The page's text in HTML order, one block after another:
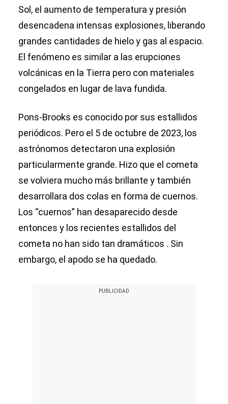
Sol, el aumento de temperatura y presión
desencadena intensas explosiones, liberando
grandes cantidades de hielo y gas al espacio.
El fenómeno es similar a las erupciones
volcánicas en la Tierra pero con materiales
congelados en lugar de lava fundida.
Pons-Brooks es conocido por sus estallidos
periódicos. Pero el 5 de octubre de 2023, los
astrónomos detectaron una explosión
particularmente grande. Hizo que el cometa
se volviera mucho más brillante y también
desarrollara dos colas en forma de cuernos.
Los “cuernos” han desaparecido desde
entonces y los recientes estallidos del
cometa no han sido tan dramáticos . Sin
embargo, el apodo se ha quedado.